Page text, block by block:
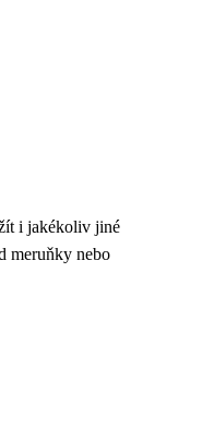
i jakékoliv jiné
meruňky nebo